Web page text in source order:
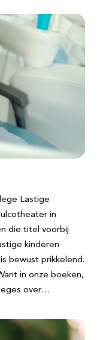
Lastige
in
die titel voorbij
kinderen
bewust prikkelend.
in onze boeken,
over…